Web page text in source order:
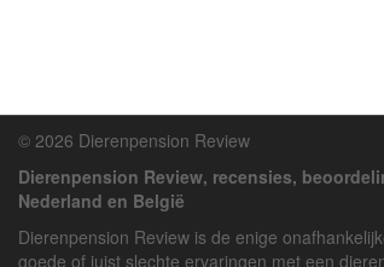
© 2026 Dierenpension Review
Dierenpension Review, recensies,
Nederland en België
Dierenpension Review is de enige
goede of juist slechte ervaringen met een